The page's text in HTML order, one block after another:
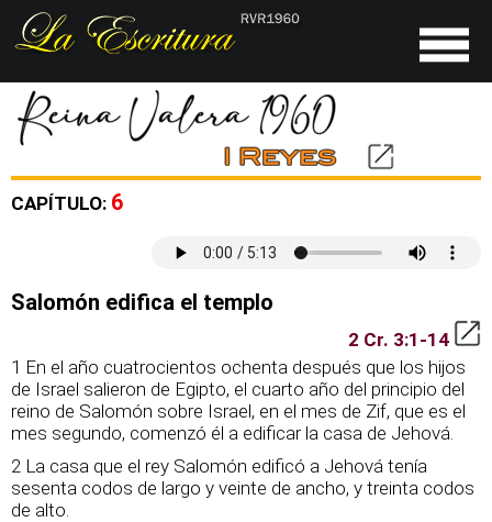
CAPÍTULO: 6
Salomón edifica el templo
2 Cr. 3:1-14
1 En el año cuatrocientos ochenta después que los hijos
de Israel salieron de Egipto, el cuarto año del principio del
reino de Salomón sobre Israel, en el mes de Zif, que es el
mes segundo, comenzó él a edificar la casa de Jehová.
2 La casa que el rey Salomón edificó a Jehová tenía
sesenta codos de largo y veinte de ancho, y treinta codos
de alto.